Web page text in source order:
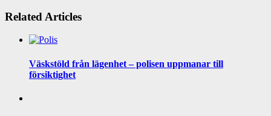
Related Articles
Väskstöld från lägenhet – polisen uppmanar till
försiktighet